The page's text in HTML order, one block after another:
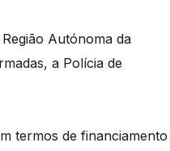
Autónoma da
a Polícia de
termos de financiamento